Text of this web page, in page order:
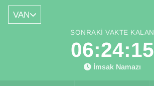
VAN
SONRAKI VAKTE KALAN
06:24:15
İmsak Namazı